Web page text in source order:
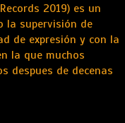
2019) es un
la supervisión de
de expresión y con la
la que muchos
despues de decenas